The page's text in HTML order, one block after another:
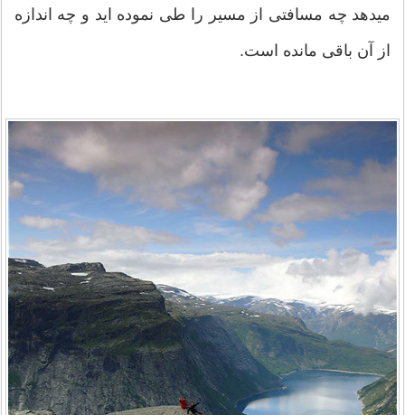
ميدهد چه مسافتی از مسیر را طی نموده اید و چه اندازه
از آن باقی مانده است.